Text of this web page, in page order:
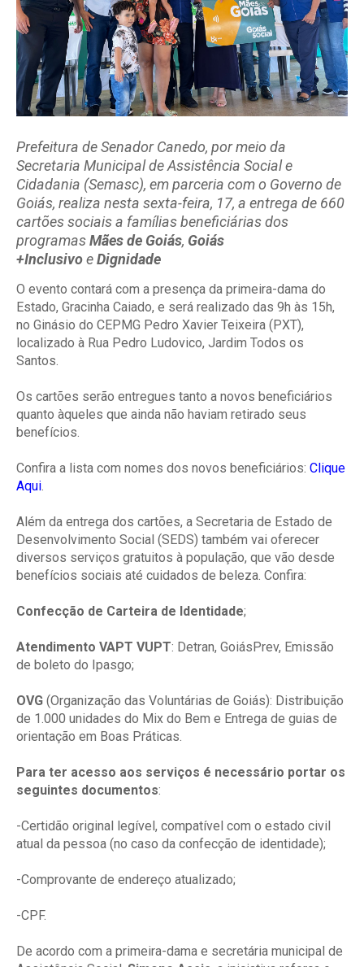
Prefeitura de Senador Canedo, por meio da
Secretaria Municipal de Assistência Social e
Cidadania (Semasc), em parceria com o Governo de
Goiás, realiza nesta sexta-feira, 17, a entrega de 660
cartões sociais a famílias beneficiárias dos
programasMães de Goiás, Goiás
+InclusivoeDignidade
O evento contará com a presença da primeira-dama do
Estado, Gracinha Caiado, e será realizado das 9h às 15h,
no Ginásio do CEPMG Pedro Xavier Teixeira (PXT),
localizado à Rua Pedro Ludovico, Jardim Todos os
Santos.
Os cartões serão entregues tanto a novos beneficiários
quanto àqueles que ainda não haviam retirado seus
benefícios.
Confira a lista com nomes dos novos beneficiários: Clique
Aqui.
Além da entrega dos cartões, a Secretaria de Estado de
Desenvolvimento Social (SEDS) também vai oferecer
diversos serviços gratuitos à população, que vão desde
benefícios sociais até cuidados de beleza. Confira:
Confecção de Carteira de Identidade;
Atendimento VAPT VUPT: Detran, GoiásPrev, Emissão
de boleto do Ipasgo;
OVG (Organização das Voluntárias de Goiás): Distribuição
de 1.000 unidades do Mix do Bem e Entrega de guias de
orientação em Boas Práticas.
Para ter acesso aos serviços é necessário portar os
seguintes documentos:
-Certidão original legível, compatível com o estado civil
atual da pessoa (no caso da confecção de identidade);
-Comprovante de endereço atualizado;
-CPF.
De acordo com a primeira-dama e secretária municipal de